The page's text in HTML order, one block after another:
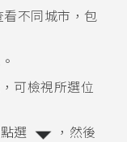
看不同城市，包
可檢視所選位
選
，然後